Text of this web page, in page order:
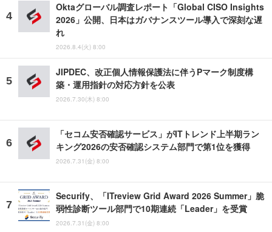
Oktaグローバル調査レポート「Global CISO Insights
2026」公開、日本はガバナンスツール導入で深刻な遅
れ
2026.8.4(火) 8:00
JIPDEC、改正個人情報保護法に伴うPマーク制度構
築・運用指針の対応方針を公表
2026.7.30(木) 8:00
「セコム安否確認サービス」がITトレンド上半期ラン
キング2026の安否確認システム部門で第1位を獲得
2026.7.31(金) 8:00
Securify、「ITreview Grid Award 2026 Summer」脆
弱性診断ツール部門で10期連続「Leader」を受賞
2026.7.31(金) 8:00